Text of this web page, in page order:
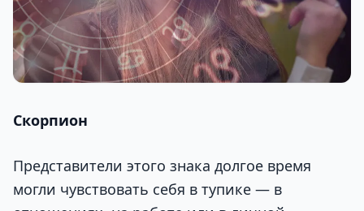
Скорпион
Представители этого знака долгое время
могли чувствовать себя в тупике — в